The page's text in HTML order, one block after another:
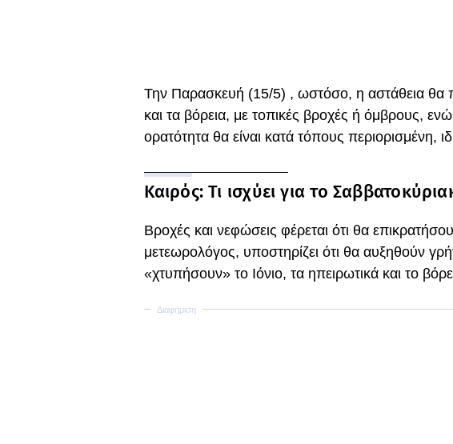
Την Παρασκευή (15/5) , ωστόσο, η αστάθεια θα
και τα βόρεια, με τοπικές βροχές ή όμβρους,
ορατότητα θα είναι κατά τόπους περιορισμένη,
Καιρός: Τι ισχύει για το
Βροχές και νεφώσεις φέρεται ότι θα
μετεωρολόγος, υποστηρίζει ότι θα αυξηθούν
«χτυπήσουν» το Ιόνιο, τα ηπειρωτικά και το